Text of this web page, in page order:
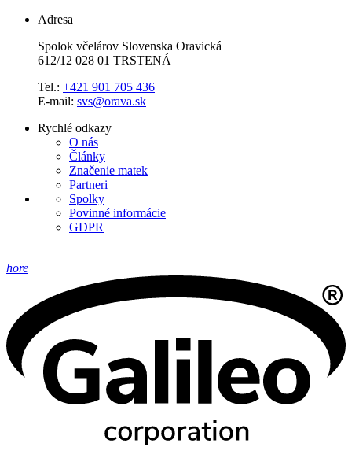
Adresa
Spolok včelárov Slovenska Oravická
612/12 028 01 TRSTENÁ
Tel.: +421 901 705 436
E-mail: svs@orava.sk
Rychlé odkazy
O nás
Články
Značenie matek
Partneri
Spolky
Povinné informácie
GDPR
hore